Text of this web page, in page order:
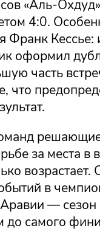
«Аль-
4:0.
Франк Кессье:
оформил
часть
что
за места в
возрастает.
в
—
до самого